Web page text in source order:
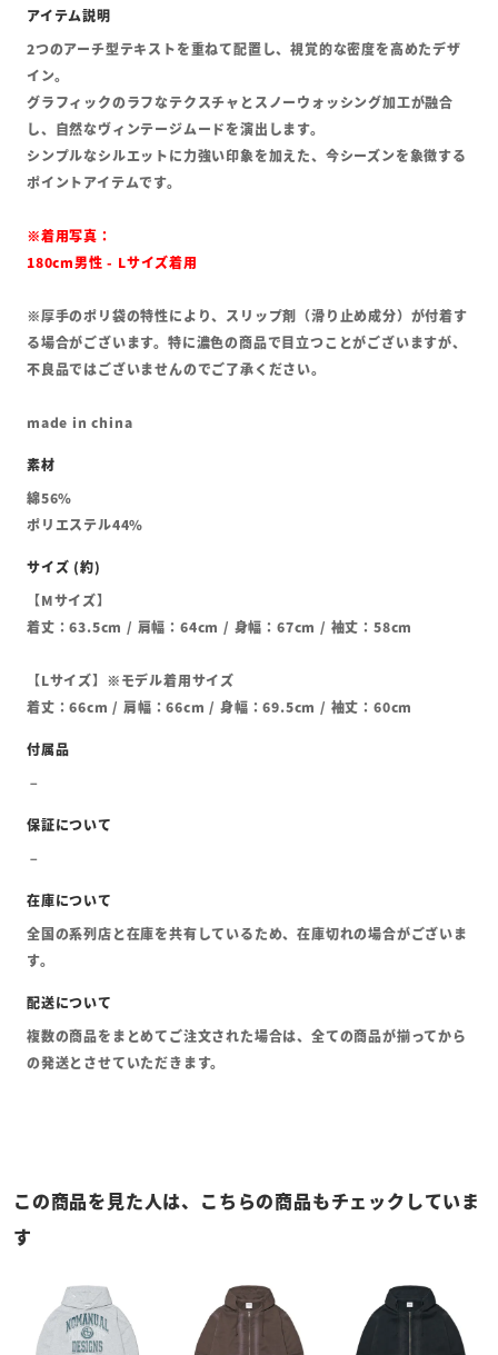
2つのアーチ型テキストを重ねて配置し、視覚的な密度を高めたデザ
イン。
グラフィックのラフなテクスチャとスノーウォッシング加工が融合
し、自然なヴィンテージムードを演出します。
シンプルなシルエットに力強い印象を加えた、今シーズンを象徴する
ポイントアイテムです。
※着用写真：
180cm男性 - Lサイズ着用
※厚手のポリ袋の特性により、スリップ剤（滑り止め成分）が付着す
る場合がございます。特に濃色の商品で目立つことがございますが、
不良品ではございませんのでご了承ください。
made in china
綿56%
ポリエステル44%
【Mサイズ】
着丈：63.5cm / 肩幅：64cm / 身幅：67cm / 袖丈：58cm
【Lサイズ】※モデル着用サイズ
着丈：66cm / 肩幅：66cm / 身幅：69.5cm / 袖丈：60cm
全国の系列店と在庫を共有しているため、在庫切れの場合がございま
す。
複数の商品をまとめてご注文された場合は、全ての商品が揃ってから
の発送とさせていただきます。
この商品を見た人は、こちらの商品もチェックしていま
す